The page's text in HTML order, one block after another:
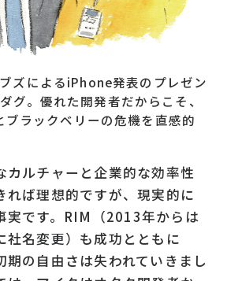
ズによるiPhone発表のプレゼン
グ。優れた開発者だからこそ、
ラックベリーの危機を直感的
カルチャーと企業的な効率性
れば理想的ですが、現実的に
実です。RIM（2013年からは
社名変更）も成功とともに
期の自由さは失われていきまし